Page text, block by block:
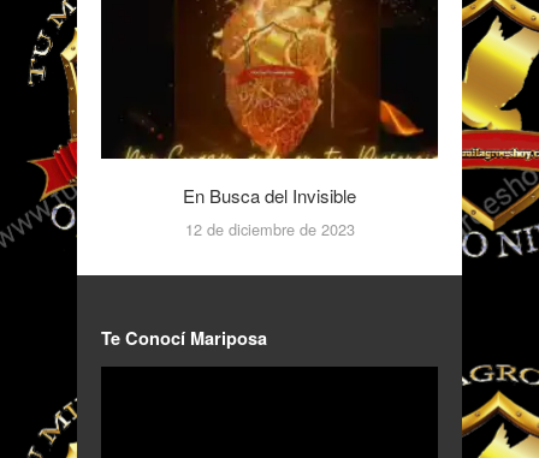
En Busca del Invisible
12 de diciembre de 2023
Te Conocí Mariposa